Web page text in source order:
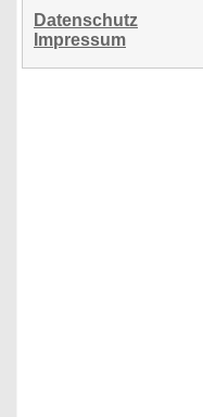
Datenschutz
Impressum